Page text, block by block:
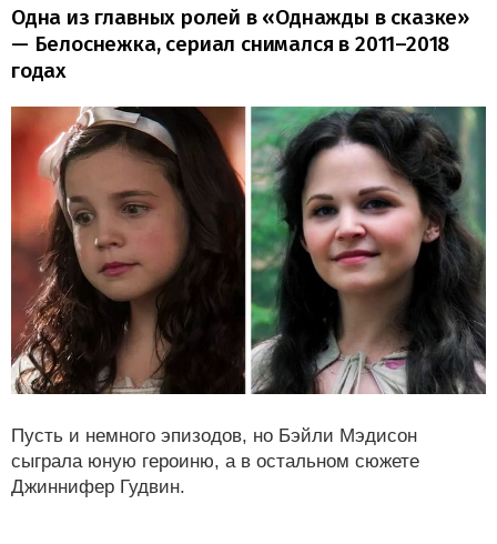
Одна из главных ролей в «Однажды в сказке»
— Белоснежка, сериал снимался в 2011–2018
годах
Пусть и немного эпизодов, но Бэйли Мэдисон
сыграла юную героиню, а в остальном сюжете
Джиннифер Гудвин.